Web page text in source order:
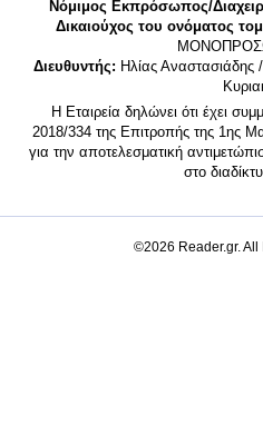
Νόμιμος Εκπρόσωπος/
Δικαιούχος του ονόματος
Διευθυντής: Ηλίας Αναστασιάδης /
Η Εταιρεία δηλώνει ότι έχει
2018/334 της Επιτροπής της 1ης
για την αποτελεσματική
στο
©2026 Reader.gr. All